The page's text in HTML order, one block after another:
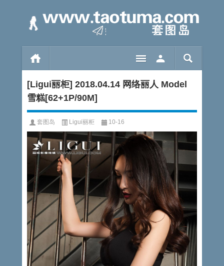
[Ligui丽柜] 2018.04.14 网络丽人 Model
雪糕[62+1P/90M]
套图岛 Ligui丽柜 10-16